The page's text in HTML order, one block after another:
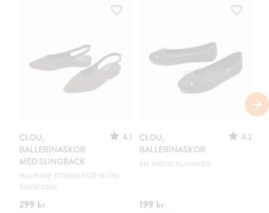
CLOU,
BALLERINASKOR
MED SLINGBACK
4.1
MJUKARE FODER FÖR SKÖN
PASSFORM
299 kr
CLOU,
BALLERINASKOR
4.2
EN RIKTIG KLASSIKER
199 kr